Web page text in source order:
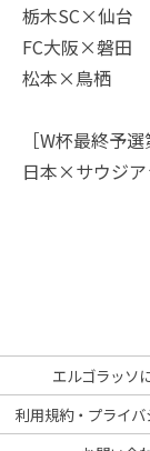
栃木SC×仙台
FC大阪×磐田
松本×鳥栖
［W杯最終予
日本×サウジア
エルゴラッソ
利用規約・プライ